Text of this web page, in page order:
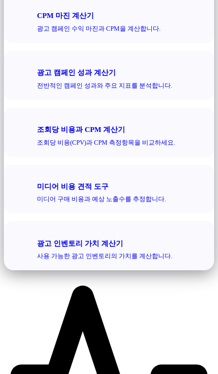
CPM 마진 계산기
광고 캠페인 수익 마진과 CPM을 계산합니다.
광고 캠페인 성과 계산기
전반적인 캠페인 성과와 주요 지표를 분석합니다.
조회당 비용과 CPM 계산기
조회당 비용(CPV)과 CPM 측정항목을 비교하세요.
미디어 비용 견적 도구
미디어 구매 비용과 예상 노출수를 추정합니다.
광고 인벤토리 가치 계산기
사용 가능한 광고 인벤토리의 가치를 계산합니다.